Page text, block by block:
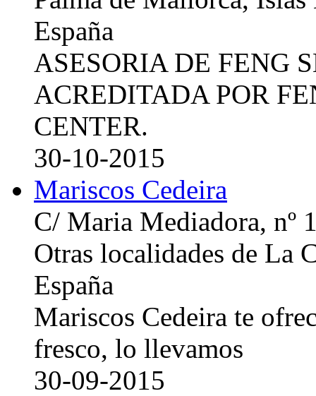
España
ASESORIA DE FENG
ACREDITADA POR
CENTER.
30-10-2015
Mariscos Cedeira
C/ Maria Mediadora, nº
Otras localidades de La
España
Mariscos Cedeira te
fresco, lo llevamos
30-09-2015